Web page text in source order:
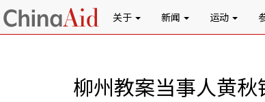
关于 新闻 运动
柳州教案当事人黄